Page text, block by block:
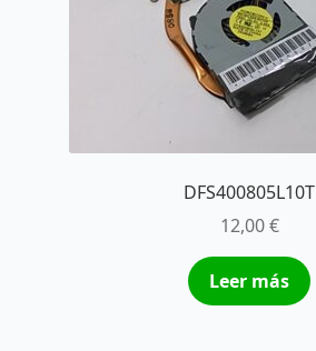
DFS400805L10T
12,00€
Leer más